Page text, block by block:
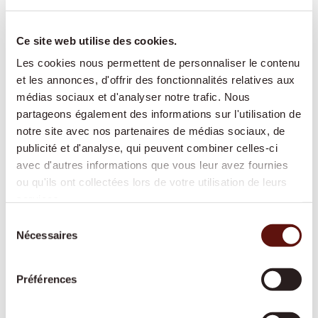
Ce site web utilise des cookies.
Les cookies nous permettent de personnaliser le contenu
et les annonces, d'offrir des fonctionnalités relatives aux
médias sociaux et d'analyser notre trafic. Nous
partageons également des informations sur l'utilisation de
notre site avec nos partenaires de médias sociaux, de
publicité et d'analyse, qui peuvent combiner celles-ci
avec d'autres informations que vous leur avez fournies
ou qu'ils ont collectées lors de votre utilisation de leurs
Nécessaires
Préférences
l’accompagnement au rythme de votre
rétablissement.
Garde de nuit
Une présence active ou prête à intervenir
durant la nuit, pour offrir davantage de
sécurité et de tranquillité à toute la famille.